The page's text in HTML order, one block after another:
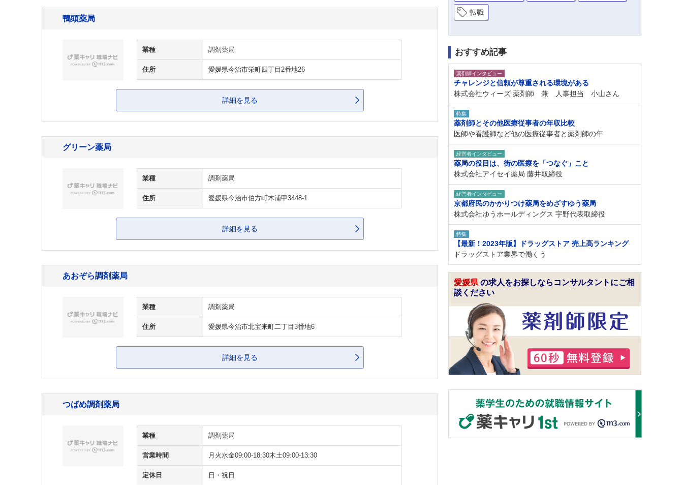
鴨頭薬局
業種 調剤薬局
住所 愛媛県今治市栄町四丁目2番地26
詳細を見る
グリーン薬局
業種 調剤薬局
住所 愛媛県今治市伯方町木浦甲3448-1
詳細を見る
あおぞら調剤薬局
業種 調剤薬局
住所 愛媛県今治市北宝来町二丁目3番地6
詳細を見る
つばめ調剤薬局
業種 調剤薬局
営業時間 月火水金09:00-18:30木土09:00-13:30
定休日 日・祝日
転職
おすすめ記事
薬剤師インタビュー
チャレンジと信頼が尊重される環境がある
株式会社ウィーズ 薬剤師 兼 人事担当 小山さん
特集
薬剤師とその他医療従事者の年収比較
医師や看護師など他の医療従事者と薬剤師の年
経営者インタビュー
薬局の役目は、街の医療を「つなぐ」こと
株式会社アイセイ薬局 藤井取締役
経営者インタビュー
京都府民のかかりつけ薬局をめざすゆう薬局
株式会社ゆうホールディングス 宇野代表取締役
特集
【最新！2023年版】ドラッグストア 売上高ランキング
ドラッグストア業界で働くう
愛媛県 の求人をお探しならコンサルタントにご相
談ください